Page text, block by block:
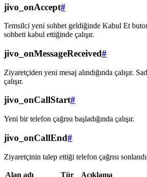
jivo_onAccept#
Temsilci yeni sohbet geldiğinde Kabul Et
sohbeti kabul ettiğinde çalışır.
jivo_onMessageReceived#
Ziyaretçiden yeni mesaj alındığında çalışır.
çalışır.
jivo_onCallStart#
Yeni bir telefon çağrısı başladığında çalışır.
jivo_onCallEnd#
Ziyaretçinin talep ettiği telefon çağrısı
Alan adı Tür
Açıklama